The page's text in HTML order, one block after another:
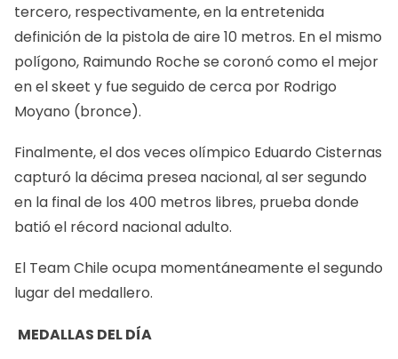
tercero, respectivamente, en la entretenida
definición de la pistola de aire 10 metros. En el mismo
polígono, Raimundo Roche se coronó como el mejor
en el skeet y fue seguido de cerca por Rodrigo
Moyano (bronce).
Finalmente, el dos veces olímpico Eduardo Cisternas
capturó la décima presea nacional, al ser segundo
en la final de los 400 metros libres, prueba donde
batió el récord nacional adulto.
El Team Chile ocupa momentáneamente el segundo
lugar del medallero.
MEDALLAS DEL DÍA